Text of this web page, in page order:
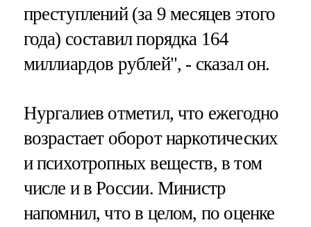
преступлений (за 9 месяцев этого
года) составил порядка 164
миллиардов рублей", - сказал он.
Нургалиев отметил, что ежегодно
возрастает оборот наркотических
и психотропных веществ, в том
числе и в России. Министр
напомнил, что в целом, по оценке